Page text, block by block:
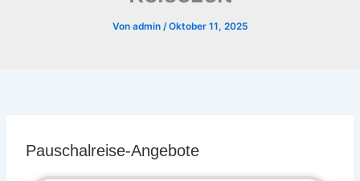
Von admin /Oktober 11, 2025